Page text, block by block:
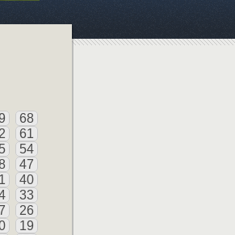
68
61
54
47
40
33
26
19